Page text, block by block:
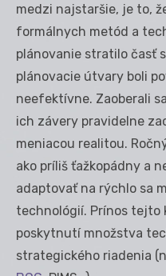
medzi najstaršie, je to,
formálnych metód a
plánovanie stratilo časť
plánovacie útvary boli
neefektívne. Zaoberali
ich závery pravidelne
meniacou realitou.
ako príliš ťažkopádny a
adaptovať na rýchlo sa
technológií. Prínos tejto
poskytnutí množstva
strategického riadenia